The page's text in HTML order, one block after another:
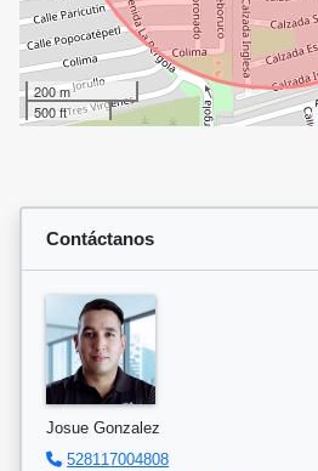
200 m
500 ft
Contáctanos
Josue Gonzalez
528117004808